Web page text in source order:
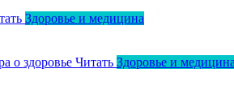
Здоровье и медицина
о здоровье Читать Здоровье и